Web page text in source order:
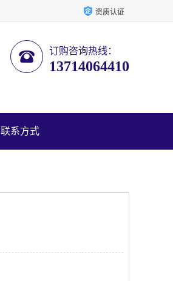
资质认证
订购咨询热线：
13714064410
联系方式